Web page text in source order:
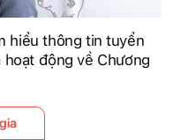
hiểu thông tin tuyển
động về Chương